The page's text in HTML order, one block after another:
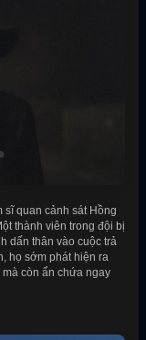
sĩ quan cảnh sát Hồng
thành viên trong đội bị
dấn thân vào cuộc trả
họ sớm phát hiện ra
còn ẩn chứa ngay